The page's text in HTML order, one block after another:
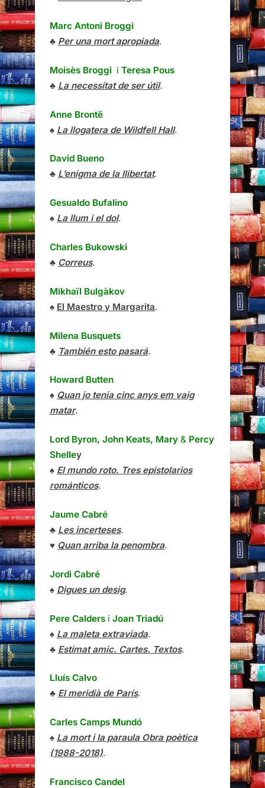
Marc Antoni Broggi
♣ Per una mort apropiada.
Moisès Broggi i Teresa Pous
♣ La necessitat de ser útil.
Anne Brontë
♠ La llogatera de Wildfell Hall.
David Bueno
♣ L’enigma de la llibertat.
Gesualdo Bufalino
♠ La llum i el dol.
Charles Bukowski
♣ Correus.
Mikhaïl Bulgàkov
♠ El Maestro y Margarita.
Milena Busquets
♣ También esto pasará.
Howard Butten
♠ Quan jo tenia cinc anys em vaig
matar.
Lord Byron, John Keats, Mary & Percy
Shelley
♠ El mundo roto. Tres epistolarios
románticos.
Jaume Cabré
♣ Les incerteses.
♥ Quan arriba la penombra.
Jordi Cabré
♠ Digues un desig.
Pere Calders i Joan Triadú
♠ La maleta extraviada.
♣ Estimat amic. Cartes. Textos.
Lluís Calvo
♣ El meridià de París.
Carles Camps Mundó
♠ La mort i la paraula Obra poètica
(1988-2018).
Francisco Candel